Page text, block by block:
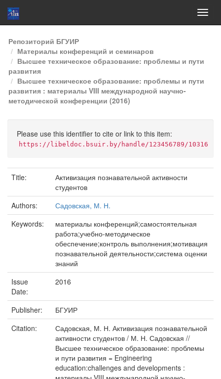
Skip
navigation
Репозиторий БГУИР
Материалы конференций и семинаров
Высшее техническое образование: проблемы и пути
развития
Высшее техническое образование: проблемы и пути
развития : материалы VIII международной научно-
методической конференции (2016)
Please use this identifier to cite or link to this item:
https://libeldoc.bsuir.by/handle/123456789/10316
Title:
Активизация познавательной активности
студентов
Authors:
Садовская, М. Н.
Keywords:
материалы конференций;самостоятельная
работа;учебно-методическое
обеспечение;контроль выполнения;мотивация
познавательной деятельности;система оценки
знаний
Issue
Date:
2016
Publisher:
БГУИР
Citation:
Садовская, М. Н. Активизация познавательной
активности студентов / М. Н. Садовская //
Высшее техническое образование: проблемы
и пути развития = Engineering
education:challenges and developments :